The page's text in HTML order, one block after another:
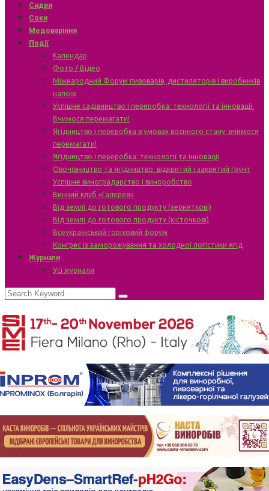
Сидри
Соки
Медоваріння
Події
Календар
Фото / Відео
Міжнародний Форум пивоварів, дистиляторів і виробників
напоїв
Успішне садівництво і переробка: технології та інновації.
Вчимося перемагати!
Ягідництво і переробка в умовах воєнного стану: вчимося
перемагати!
Ягідництво і переробка: технології та інновації
Овочівництво та ягідництво: відкритий і закритий ґрунт
Успішне виноградарство і виноробство
Винний клуб «Галерея»
Від землі до готового продукту (зерняткові)
Від землі до готового продукту (кісточкові)
Всеукраїнський горіховий форум
Конгрес із заморожування та холодної логістики ягід
Журнали
Усі журнали